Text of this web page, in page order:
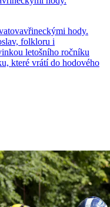
hody.
folkloru i
letošního ročníku
které vrátí do hodového